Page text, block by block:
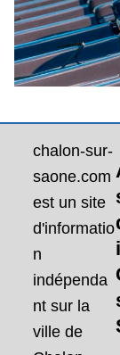
chalon-sur-
saone.com
est un site
d'informatio
n
indépenda
nt sur la
ville de